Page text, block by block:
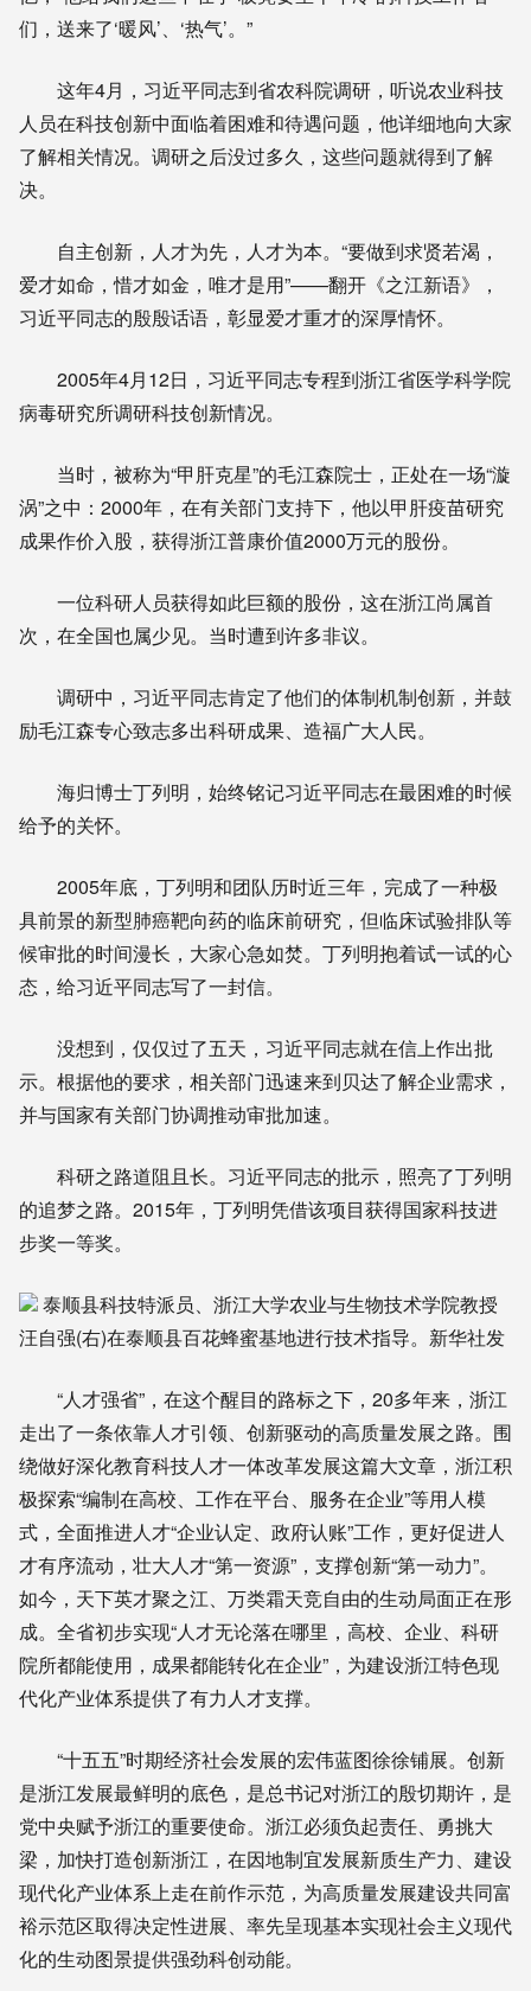
们，送来了‘暖风’、‘热气’。”
这年4月，习近平同志到省农科院调研，听说农业科技
人员在科技创新中面临着困难和待遇问题，他详细地向大家
了解相关情况。调研之后没过多久，这些问题就得到了解
决。
自主创新，人才为先，人才为本。“要做到求贤若渴，
爱才如命，惜才如金，唯才是用”——翻开《之江新语》，
习近平同志的殷殷话语，彰显爱才重才的深厚情怀。
2005年4月12日，习近平同志专程到浙江省医学科学院
病毒研究所调研科技创新情况。
当时，被称为“甲肝克星”的毛江森院士，正处在一场“漩
涡”之中：2000年，在有关部门支持下，他以甲肝疫苗研究
成果作价入股，获得浙江普康价值2000万元的股份。
一位科研人员获得如此巨额的股份，这在浙江尚属首
次，在全国也属少见。当时遭到许多非议。
调研中，习近平同志肯定了他们的体制机制创新，并鼓
励毛江森专心致志多出科研成果、造福广大人民。
海归博士丁列明，始终铭记习近平同志在最困难的时候
给予的关怀。
2005年底，丁列明和团队历时近三年，完成了一种极
具前景的新型肺癌靶向药的临床前研究，但临床试验排队等
候审批的时间漫长，大家心急如焚。丁列明抱着试一试的心
态，给习近平同志写了一封信。
没想到，仅仅过了五天，习近平同志就在信上作出批
示。根据他的要求，相关部门迅速来到贝达了解企业需求，
并与国家有关部门协调推动审批加速。
科研之路道阻且长。习近平同志的批示，照亮了丁列明
的追梦之路。2015年，丁列明凭借该项目获得国家科技进
步奖一等奖。
泰顺县科技特派员、浙江大学农业与生物技术学院教授
汪自强(右)在泰顺县百花蜂蜜基地进行技术指导。新华社发
“人才强省”，在这个醒目的路标之下，20多年来，浙江
走出了一条依靠人才引领、创新驱动的高质量发展之路。围
绕做好深化教育科技人才一体改革发展这篇大文章，浙江积
极探索“编制在高校、工作在平台、服务在企业”等用人模
式，全面推进人才“企业认定、政府认账”工作，更好促进人
才有序流动，壮大人才“第一资源”，支撑创新“第一动力”。
如今，天下英才聚之江、万类霜天竞自由的生动局面正在形
成。全省初步实现“人才无论落在哪里，高校、企业、科研
院所都能使用，成果都能转化在企业”，为建设浙江特色现
代化产业体系提供了有力人才支撑。
“十五五”时期经济社会发展的宏伟蓝图徐徐铺展。创新
是浙江发展最鲜明的底色，是总书记对浙江的殷切期许，是
党中央赋予浙江的重要使命。浙江必须负起责任、勇挑大
梁，加快打造创新浙江，在因地制宜发展新质生产力、建设
现代化产业体系上走在前作示范，为高质量发展建设共同富
裕示范区取得决定性进展、率先呈现基本实现社会主义现代
化的生动图景提供强劲科创动能。